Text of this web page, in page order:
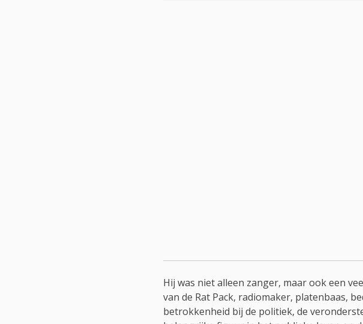
Hij was niet alleen zanger, maar ook een
van de Rat Pack, radiomaker, platenbaas,
betrokkenheid bij de politiek, de